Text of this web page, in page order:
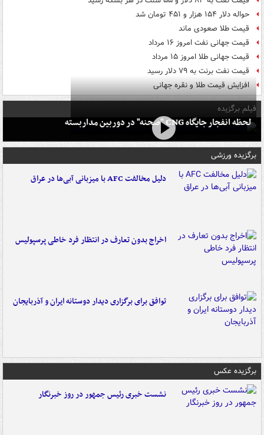
حواله دلار ۱۵۴ هزار و ۴۵۱ تومان شد
قیمت طلا صعودی ماند
قیمت جهانی نفت امروز ۱۶ مرداد
قیمت جهانی طلا امروز ۱۵ مرداد
قیمت نفت برنت به ۷۹ دلار رسید
افزایش قیمت طلا و نقره جهانی
فیلم برگزیده
لحظه انفجار جایگاه CNG "صحنه" در دوربین مداربسته
برگزیده ورزشی
دلیل مخالفت AFC با میزبانی آبی‌ها در عراق
اخراج بدون تعارف در انتظار فرد خاطی پرسپولیس
توافق برای برگزاری دیدار دوستانه ایران و آذربایجان
برگزیده عکس
نشست خبری رئیس جمهور در روز خبرنگار